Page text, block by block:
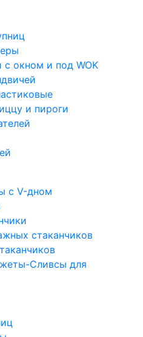
с окном и под WOK
и пироги
с V-дном
стаканчиков
Сливсы для